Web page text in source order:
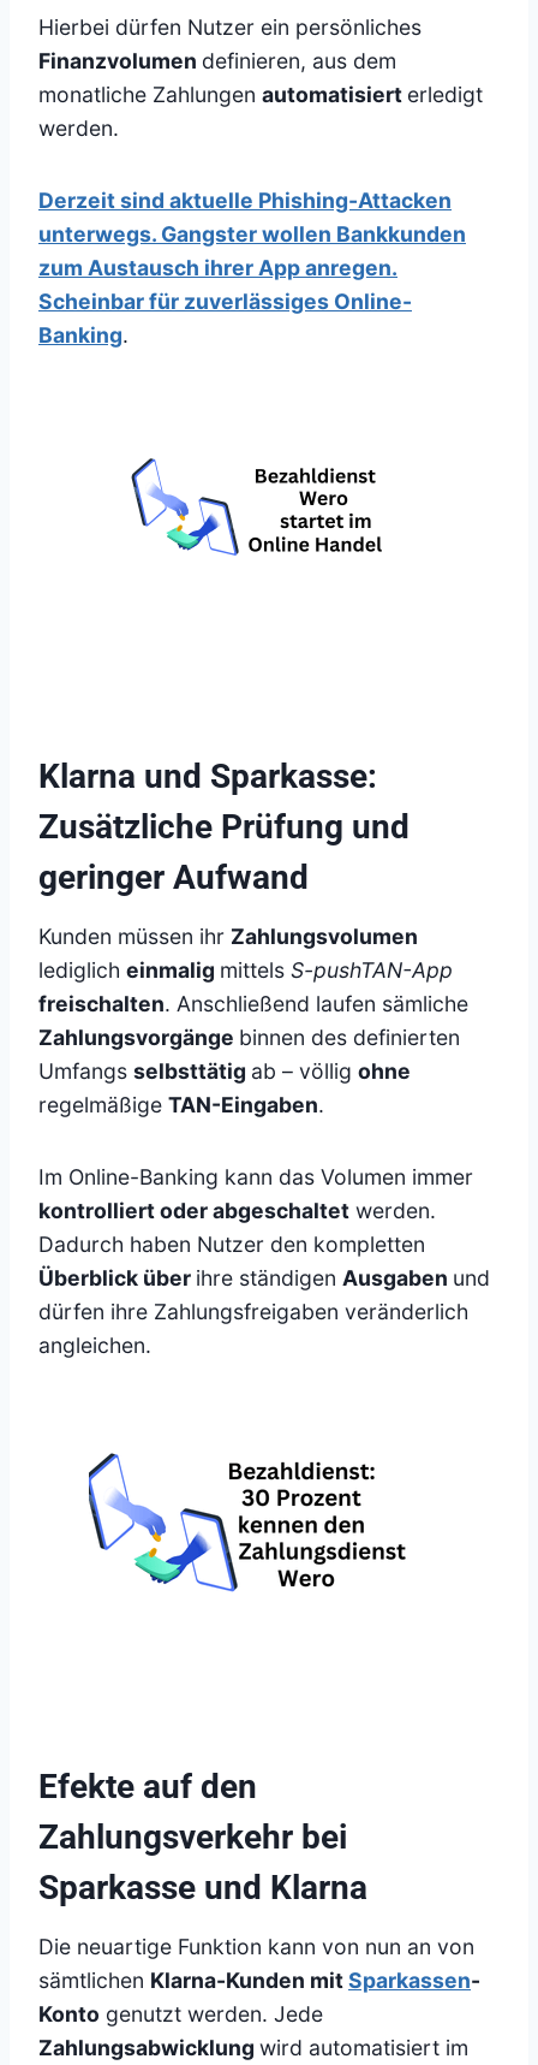
Hierbei dürfen Nutzer ein persönliches
Finanzvolumen definieren, aus dem
monatliche Zahlungen automatisiert erledigt
werden.
Derzeit sind aktuelle Phishing-Attacken
unterwegs. Gangster wollen Bankkunden
zum Austausch ihrer App anregen.
Scheinbar für zuverlässiges Online-
Banking.
Klarna und Sparkasse:
Zusätzliche Prüfung und
geringer Aufwand
Kunden müssen ihr Zahlungsvolumen
lediglich einmalig mittels S-pushTAN-App
freischalten. Anschließend laufen sämliche
Zahlungsvorgänge binnen des definierten
Umfangs selbsttätig ab – völlig ohne
regelmäßige TAN-Eingaben.
Im Online-Banking kann das Volumen immer
kontrolliert oder abgeschaltet werden.
Dadurch haben Nutzer den kompletten
Überblick über ihre ständigen Ausgaben und
dürfen ihre Zahlungsfreigaben veränderlich
angleichen.
Efekte auf den
Zahlungsverkehr bei
Sparkasse und Klarna
Die neuartige Funktion kann von nun an von
sämtlichen Klarna-Kunden mitSparkassen-
Konto genutzt werden. Jede
Zahlungsabwicklung wird automatisiert im